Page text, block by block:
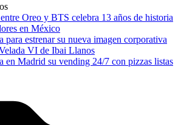
Oreo y BTS celebra 13 años de historia
en México
para estrenar su nueva imagen corporativa
VI de Ibai Llanos
en Madrid su vending 24/7 con pizzas listas